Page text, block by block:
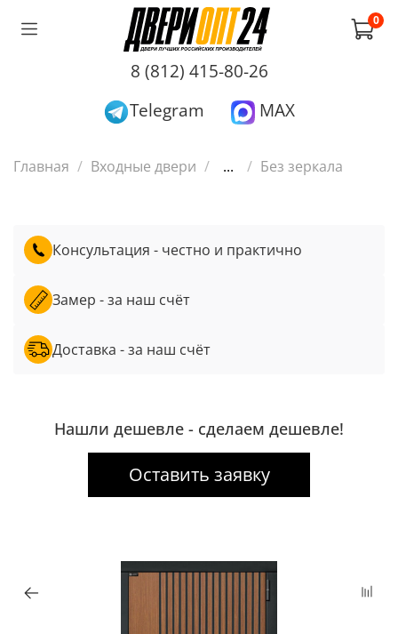
0
8 (812) 415-80-26
Telegram
MAX
Главная Входные двери ... Без зеркала
Консультация - честно и практично
Замер - за наш счёт
Доставка - за наш счёт
Нашли дешевле - сделаем дешевле!
Оставить заявку